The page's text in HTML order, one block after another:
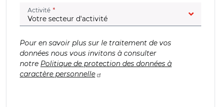
Activité (champ obligatoire)
Pour en savoir plus sur le traitement de vos
données nous vous invitons à consulter
notre Politique de protection des données à
caractère personnelle